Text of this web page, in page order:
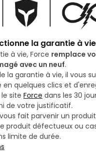
la garantie à
à vie, Force remplace
avec un neuf.
la garantie à vie, il vous
quelques clics et
site Force dans les 30
de votre justificatif.
fait parvenir un
produit défectueux ou
limite de durée.